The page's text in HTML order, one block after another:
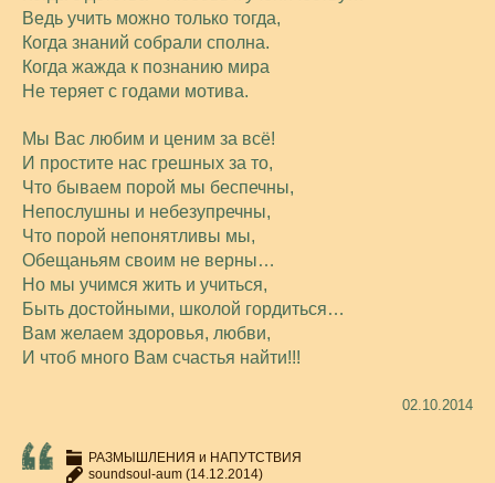
Ведь учить можно только тогда,
Когда знаний собрали сполна.
Когда жажда к познанию мира
Не теряет с годами мотива.
Мы Вас любим и ценим за всё!
И простите нас грешных за то,
Что бываем порой мы беспечны,
Непослушны и небезупречны,
Что порой непонятливы мы,
Обещаньям своим не верны…
Но мы учимся жить и учиться,
Быть достойными, школой гордиться…
Вам желаем здоровья, любви,
И чтоб много Вам счастья найти!!!
02.10.2014
РАЗМЫШЛЕНИЯ и НАПУТСТВИЯ
soundsoul-aum (14.12.2014)